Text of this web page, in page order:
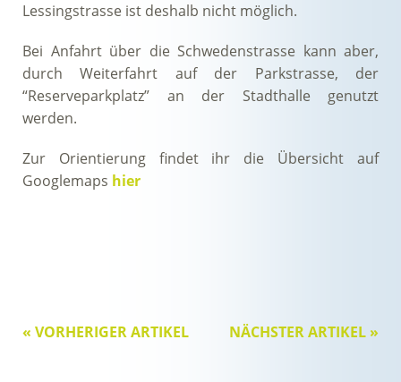
Lessingstrasse ist deshalb nicht möglich.
Bei Anfahrt über die Schwedenstrasse kann aber,
durch Weiterfahrt auf der Parkstrasse, der
“Reserveparkplatz” an der Stadthalle genutzt
werden.
Zur Orientierung findet ihr die Übersicht auf
Googlemaps hier
NÄCHSTER ARTIKEL »
« VORHERIGER ARTIKEL